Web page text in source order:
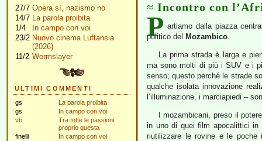
27/7 Opera sì, nazismo no
14/7 La parola proibita
1/4
In campo con voi
23/2 Nuovo cinema Luftansia
(2026)
11/2 Wormslayer
ULTIMI COMMENTI
gs
La parola proibita
gs
In campo con voi
vb
Tra tutte le passioni,
proprio questa
finelli
In campo con voi
Incontro con
P artiamo dalla piazza
politico del Mozambico.
La prima strada è larga e
ma sono molti di più i SUV e i
senso; questo perché le strade
qualche isolata innovazione
l’illuminazione, i marciapiedi –
I mozambicani, preso il
in uno di quei film apocalittici
riutilizzare le rovine e le poche